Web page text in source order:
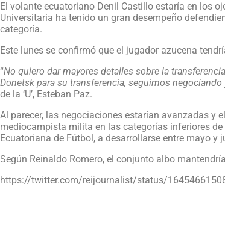
El volante ecuatoriano Denil Castillo estaría en los
Universitaria ha tenido un gran desempeño
categoría.
Este lunes se confirmó que el jugador azucena
“No quiero dar mayores detalles sobre la
Donetsk para su transferencia, seguimos
de la ‘U’, Esteban Paz.
Al parecer, las negociaciones estarían avanzadas y
mediocampista milita en las categorías inferiores
Ecuatoriana de Fútbol, a desarrollarse entre mayo y
Según Reinaldo Romero, el conjunto albo
https://twitter.com/reijournalist/status/